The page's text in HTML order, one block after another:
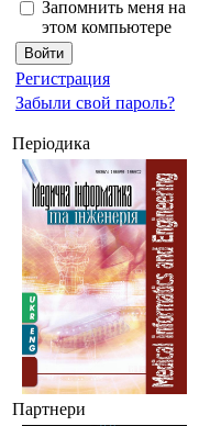
Запомнить меня на
этом компьютере
Регистрация
Забыли свой пароль?
Періодика
Партнери